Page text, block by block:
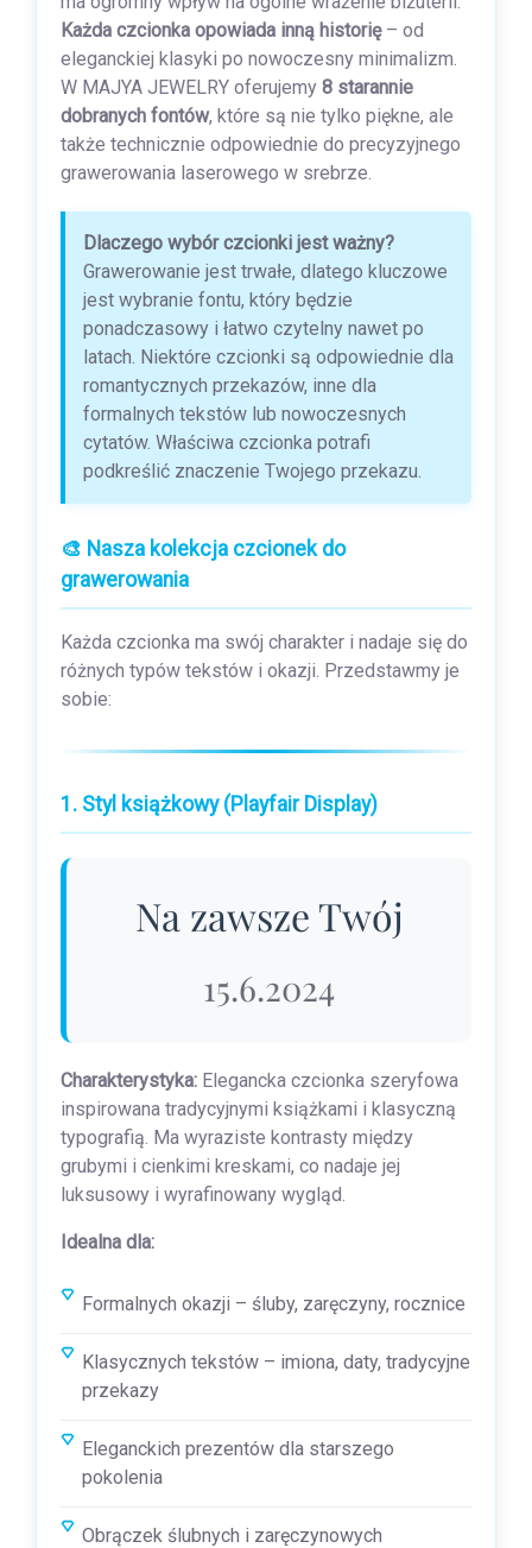
Każda czcionka opowiada inną historię– od
eleganckiej klasyki po nowoczesny minimalizm.
W MAJYA JEWELRY oferujemy 8 starannie
dobranych fontów, które są nie tylko piękne, ale
także technicznie odpowiednie do precyzyjnego
grawerowania laserowego w srebrze.
Dlaczego wybór czcionki jest ważny?
Grawerowanie jest trwałe, dlatego kluczowe
jest wybranie fontu, który będzie
ponadczasowy i łatwo czytelny nawet po
latach. Niektóre czcionki są odpowiednie dla
romantycznych przekazów, inne dla
formalnych tekstów lub nowoczesnych
cytatów. Właściwa czcionka potrafi
podkreślić znaczenie Twojego przekazu.
🎨 Nasza kolekcja czcionek do
grawerowania
Każda czcionka ma swój charakter i nadaje się do
różnych typów tekstów i okazji. Przedstawmy je
sobie:
1. Styl książkowy (Playfair Display)
Na zawsze Twój
15.6.2024
Charakterystyka: Elegancka czcionka szeryfowa
inspirowana tradycyjnymi książkami i klasyczną
typografią. Ma wyraziste kontrasty między
grubymi i cienkimi kreskami, co nadaje jej
luksusowy i wyrafinowany wygląd.
Idealna dla:
Formalnych okazji – śluby, zaręczyny, rocznice
Klasycznych tekstów – imiona, daty, tradycyjne
przekazy
Eleganckich prezentów dla starszego
pokolenia
Obrączek ślubnych i zaręczynowych